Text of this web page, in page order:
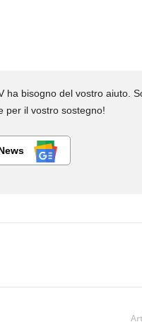
ha bisogno del vostro aiuto.
per il vostro sostegno!